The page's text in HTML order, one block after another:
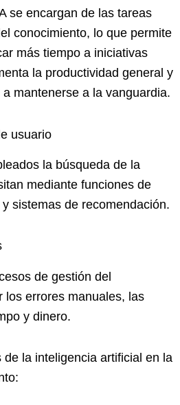
se encargan de las tareas
conocimiento, lo que permite
más tiempo a iniciativas
la productividad general y
mantenerse a la vanguardia.
usuario
la búsqueda de la
mediante funciones de
sistemas de recomendación.
de gestión del
los errores manuales, las
y dinero.
la inteligencia artificial en la